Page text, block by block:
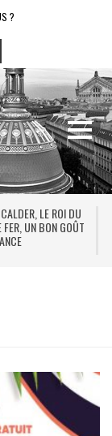
?
LE ROI DU
FER, UN BON GOÛT